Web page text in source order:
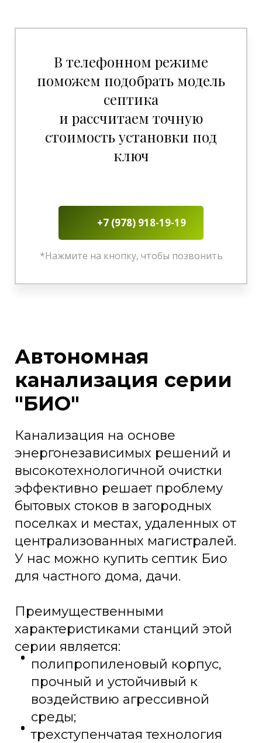
В телефонном режиме
поможем подобрать модель
септика
и рассчитаем точную
стоимость установки под
ключ
+7 (978) 918-19-19
*Нажмите на кнопку, чтобы позвонить
Автономная
канализация серии
"БИО"
Канализация на основе
энергонезависимых решений и
высокотехнологичной очистки
эффективно решает проблему
бытовых стоков в загородных
поселках и местах, удаленных от
централизованных магистралей.
У нас можно купить септик Био
для частного дома, дачи.
Преимущественными
характеристиками станций этой
серии является:
полипропиленовый корпус,
прочный и устойчивый к
воздействию агрессивной
среды;
трехступенчатая технология